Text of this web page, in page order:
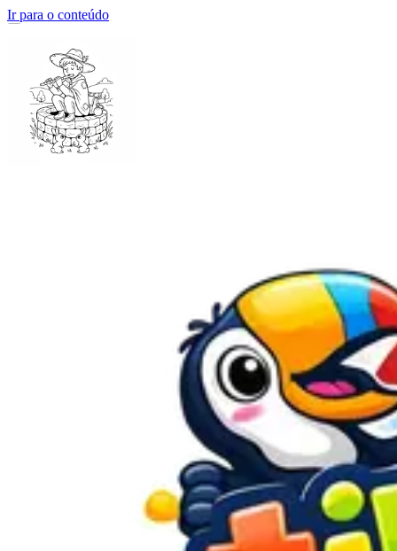
Ir para o conteúdo